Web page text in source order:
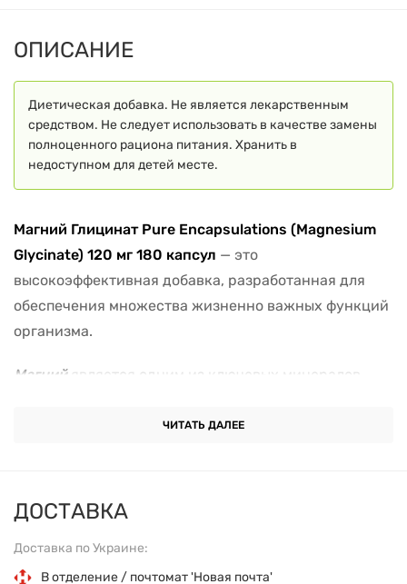
ДОСТАВКА
Доставка по Украине:
В отделение / почтомат 'Новая почта'
ОПИСАНИЕ
Диетическая добавка. Не является лекарственным
средством. Не следует использовать в качестве замены
полноценного рациона питания. Хранить в
недоступном для детей месте.
Магний Глицинат Pure Encapsulations (Magnesium
Glycinate) 120 мг 180 капсул — это
высокоэффективная добавка, разработанная для
обеспечения множества жизненно важных функций
организма.
Магнийявляется одним из ключевых минералов,
процессах, включая работу мышц и нервов, синтез
глицината магния
усвояемостью, что позволяет организму эффективно
использовать этот минерал. Это особенно важно для
людей с дефицитом магния, а также для тех, кто
ЧИТАТЬ ДАЛЕЕ